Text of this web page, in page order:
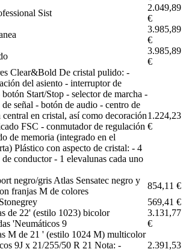
Sist
2.049,89
€
3.985,89
€
3.985,89
€
Clear&Bold De cristal pulido: -
del asiento - interruptor de
Start/Stop - selector de marcha -
señal - botón de audio - centro de
en cristal, así como decoración
FSC - conmutador de regulación
de memoria (integrado en el
Plástico con aspecto de cristal: - 4
conductor - 1 elevalunas cada uno
1.224,23
€
negro/gris Atlas Sensatec negro y
franjas M de colores
854,11 €
569,41 €
de 22' (estilo 1023) bicolor
'Neumáticos 9
3.131,77
€
M de 21 ' (estilo 1024 M) multicolor
9J x 21/255/50 R 21 Nota: -
2.391,53